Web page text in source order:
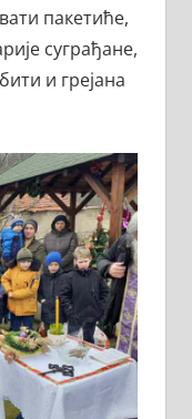
пакетиће,
суграђане,
и грејана